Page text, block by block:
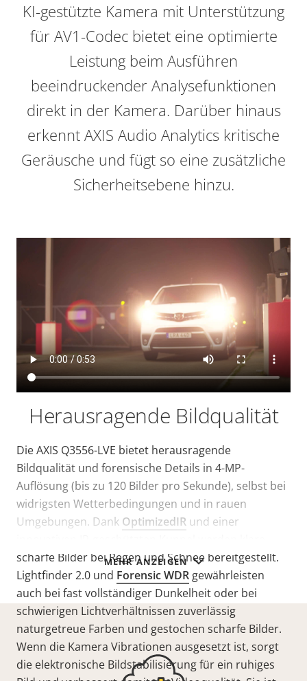
MEHR ANZEIGEN
KI-gestützte Kamera mit Unterstützung
für AV1-Codec bietet eine optimierte
Leistung beim Ausführen
beeindruckender Analysefunktionen
direkt in der Kamera. Darüber hinaus
erkennt AXIS Audio Analytics kritische
Geräusche und fügt so eine zusätzliche
Sicherheitsebene hinzu.
Herausragende Bildqualität
Die AXIS Q3556-LVE bietet herausragende
Bildqualität und forensische Details in 4-MP-
Auflösung (bis zu 120 Bilder pro Sekunde), selbst bei
widrigsten Wetterbedingungen und in rauen
Umgebungen. Dank OptimizedIR und einer
scharfe Bilder bei Regen und Schnee bereitgestellt.
Lightfinder 2.0 und Forensic WDR gewährleisten
auch bei fast vollständiger Dunkelheit oder bei
schwierigen Lichtverhältnissen zuverlässig
naturgetreue Farben und gestochen scharfe Bilder.
Wenn die Kamera Vibrationen ausgesetzt ist, sorgt
die elektronische Bildstabilisierung für ein ruhiges